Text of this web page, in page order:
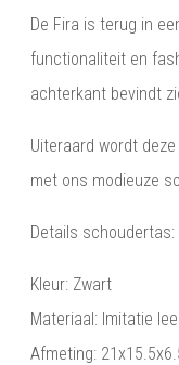
De Fira is terug in
functionaliteit en
achterkant bevindt
Uiteraard wordt
met ons modieuze
Details schoudertas:
Kleur: Zwart
Materiaal: Imitatie
Afmeting: